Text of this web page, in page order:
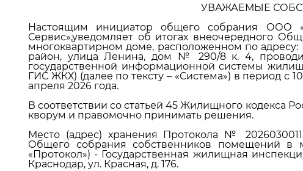
УВАЖАЕМЫЕ
Настоящим инициатор общего собрания ООО
Сервис»,уведомляет об итогах внеочередного
многоквартирном доме, расположенном по
район, улица Ленина, дом № 290/8 к. 4,
государственной информационной системы
ГИС ЖКХ) (далее по тексту – «Система») в период с
апреля 2026 года.
В соответствии со статьей 45 Жилищного кодекса
кворум и правомочно принимать решения.
Место (адрес) хранения Протокола №
Общего собрания собственников помещений в
«Протокол») - Государственная жилищная
Краснодар, ул. Красная, д. 176.